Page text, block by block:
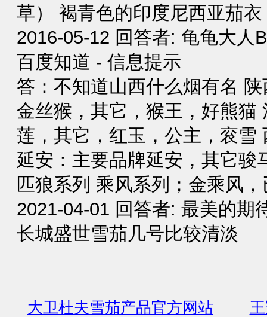
草） 褐青色的印度尼西亚茄
2016-05-12 回答者: 龟龟大人
百度知道 - 信息提示
答：不知道山西什么烟有名
金丝猴，其它，猴王，好熊猫
莲，其它，红玉，公主，衮雪
延安：主要品牌延安，其它骏
匹狼系列 乘风系列；金乘风
2021-04-01 回答者: 最美的期
长城盛世雪茄几号比较清淡
大卫杜夫雪茄产品官方网站